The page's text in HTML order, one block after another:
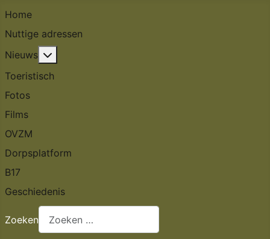
Home
Nuttige adressen
Nieuws
Toeristisch
Fotos
Films
OVZM
Dorpsplatform
B17
Geschiedenis
Zoeken